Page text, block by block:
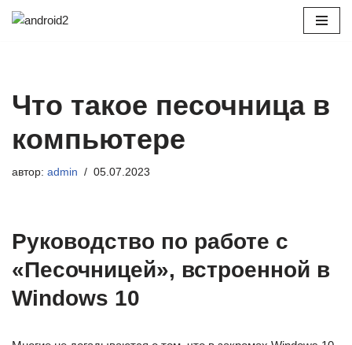
Что такое песочница в
компьютере
автор: admin 05.07.2023
Руководство по работе с
«Песочницей», встроенной в
Windows 10